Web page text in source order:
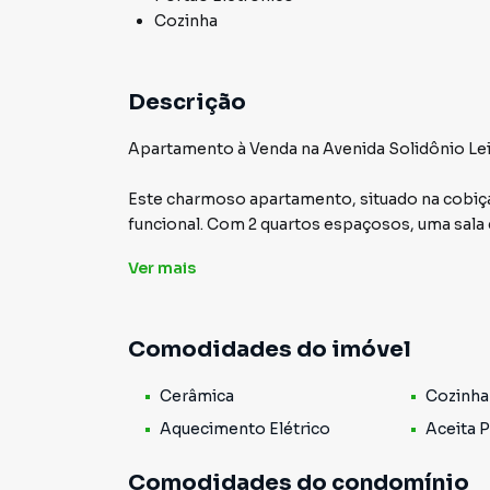
Cozinha
Descrição
Apartamento à Venda na Avenida Solidônio
Este charmoso apartamento, situado na
funcional. Com 2 quartos espaçosos, uma
mais. Além disso, a proximidade com
e eficiente de transporte público.
como salão de festas e playground,
Ver mais
Comodidades do imóvel
Cerâmica Cozinha
Aquecimento Elétrico
Aceita
Comodidades do condomínio